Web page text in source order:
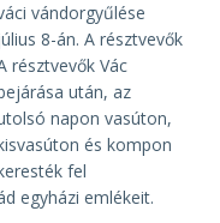
vándorgyűlése
8-án. A résztvevők
résztvevők Vác
után, az
napon vasúton,
és kompon
fel
egyházi emlékeit.